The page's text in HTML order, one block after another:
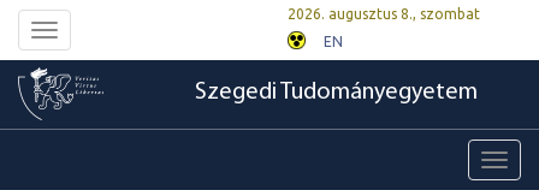
Toggle
navigation
2026. augusztus 8., szombat
EN
Szegedi Tudományegyetem